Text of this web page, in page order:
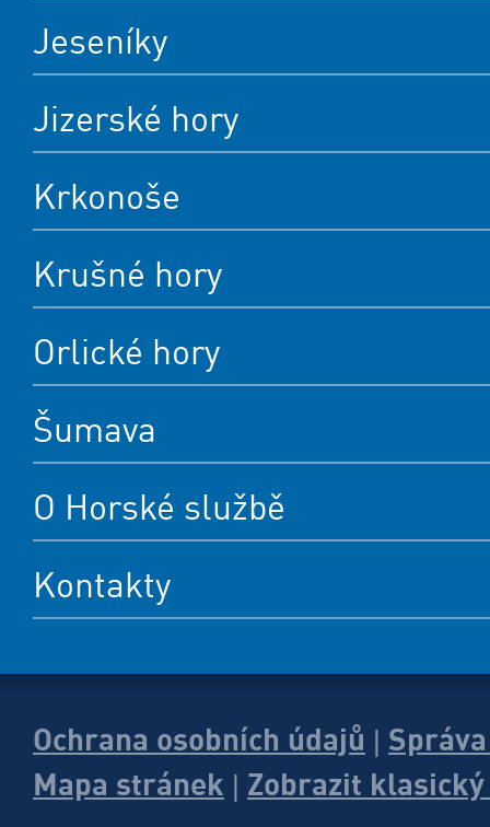
Jeseníky
Jizerské hory
Krkonoše
Krušné hory
Orlické hory
Šumava
O Horské službě
Kontakty
Ochrana osobních údajů
Mapa stránek
Zobrazit